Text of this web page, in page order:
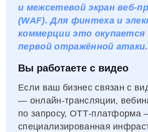
и межсетевой экран веб-
(WAF). Для финтеха и
коммерции это окупается
первой отражённой атаки.
Вы работаете с видео
Если ваш бизнес связан с
— онлайн‑трансляции,
по запросу,
специализированная